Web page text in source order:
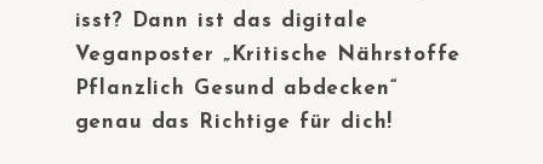
isst? Dann ist das digitale
Veganposter „Kritische Nährstoffe
Pflanzlich Gesund abdecken“
genau das Richtige für dich!